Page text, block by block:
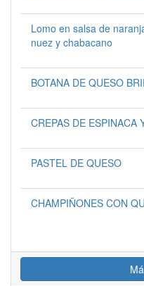
Lomo en salsa de
nuez y chabacano
BOTANA DE QUESO
CREPAS DE ESPINACA
PASTEL DE QUESO
CHAMPIÑONES CON